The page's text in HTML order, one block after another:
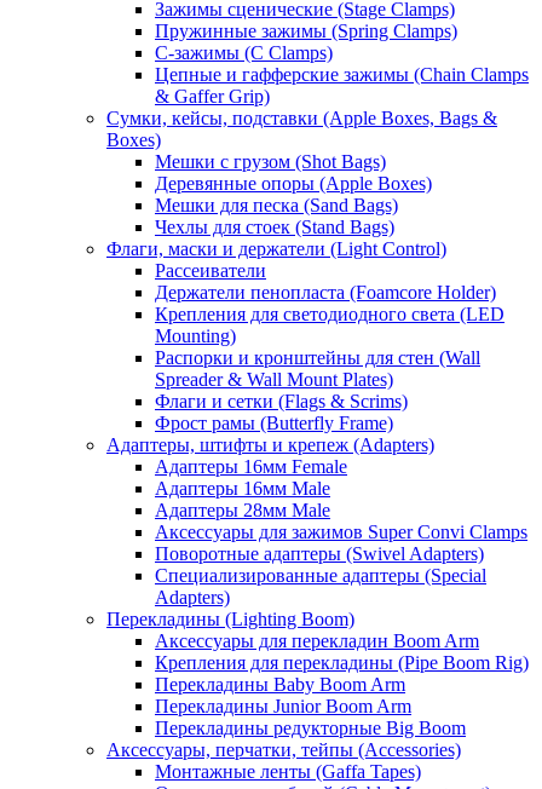
Зажимы сценические (Stage Clamps)
Пружинные зажимы (Spring Clamps)
С-зажимы (C Clamps)
Цепные и гафферские зажимы (Chain Clamps
& Gaffer Grip)
Сумки, кейсы, подставки (Apple Boxes, Bags &
Boxes)
Мешки с грузом (Shot Bags)
Деревянные опоры (Apple Boxes)
Мешки для песка (Sand Bags)
Чехлы для стоек (Stand Bags)
Флаги, маски и держатели (Light Control)
Рассеиватели
Держатели пенопласта (Foamcore Holder)
Крепления для светодиодного света (LED
Mounting)
Распорки и кронштейны для стен (Wall
Spreader & Wall Mount Plates)
Флаги и сетки (Flags & Scrims)
Фрост рамы (Butterfly Frame)
Адаптеры, штифты и крепеж (Adapters)
Адаптеры 16мм Female
Адаптеры 16мм Male
Адаптеры 28мм Male
Аксессуары для зажимов Super Convi Clamps
Поворотные адаптеры (Swivel Adapters)
Специализированные адаптеры (Special
Adapters)
Перекладины (Lighting Boom)
Аксессуары для перекладин Boom Arm
Крепления для перекладины (Pipe Boom Rig)
Перекладины Baby Boom Arm
Перекладины Junior Boom Arm
Перекладины редукторные Big Boom
Аксессуары, перчатки, тейпы (Accessories)
Монтажные ленты (Gaffa Tapes)